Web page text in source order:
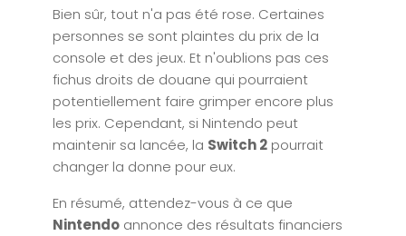
Bien sûr, tout n'a pas été rose. Certaines
personnes se sont plaintes du prix de la
console et des jeux. Et n'oublions pas ces
fichus droits de douane qui pourraient
potentiellement faire grimper encore plus
les prix. Cependant, si Nintendo peut
maintenir sa lancée, la Switch 2 pourrait
changer la donne pour eux.
En résumé, attendez-vous à ce que
Nintendo annonce des résultats financiers